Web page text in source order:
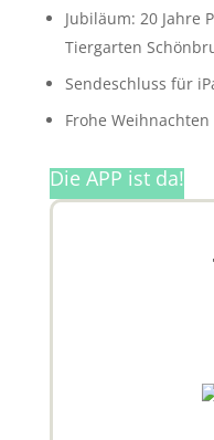
Jubiläum: 20 Jahre
Tiergarten
Sendeschluss für
Frohe Weihnachten
Die APP ist da!